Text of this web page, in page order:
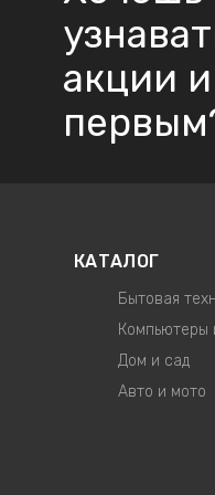
акции
КАТАЛОГ
Бытовая
Компьютеры
Дом и сад
Авто и мото